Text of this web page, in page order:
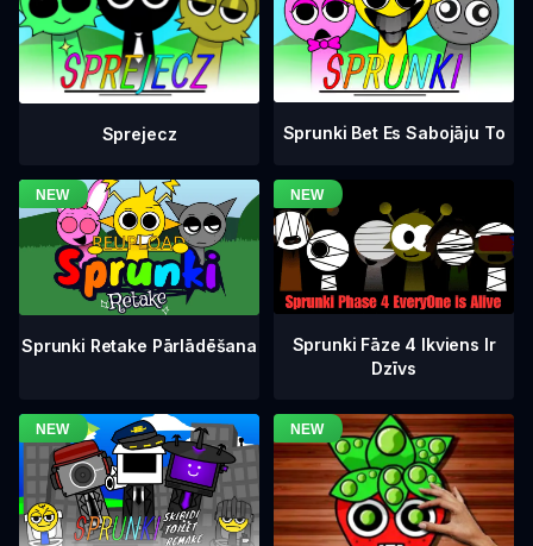
Sprejecz Sprunki Bet Es Sabojāju To
Sprunki Retake Pārlādēšana
Sprunki Fāze 4 Ikviens Ir
Dzīvs